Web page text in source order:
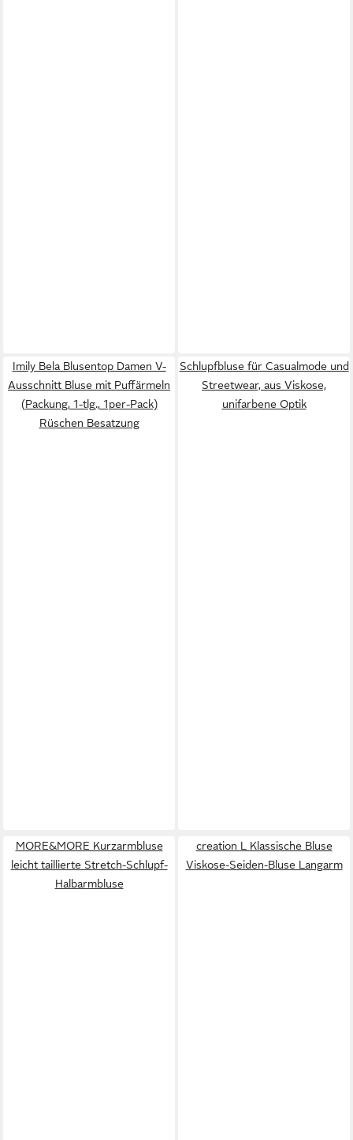
Imily Bela Blusentop Damen V-
Ausschnitt Bluse mit Puffärmeln
(Packung, 1-tlg., 1per-Pack)
Rüschen Besatzung
Schlupfbluse für Casualmode und
Streetwear, aus Viskose,
unifarbene Optik
MORE&MORE Kurzarmbluse
leicht taillierte Stretch-Schlupf-
Halbarmbluse
creation L Klassische Bluse
Viskose-Seiden-Bluse Langarm